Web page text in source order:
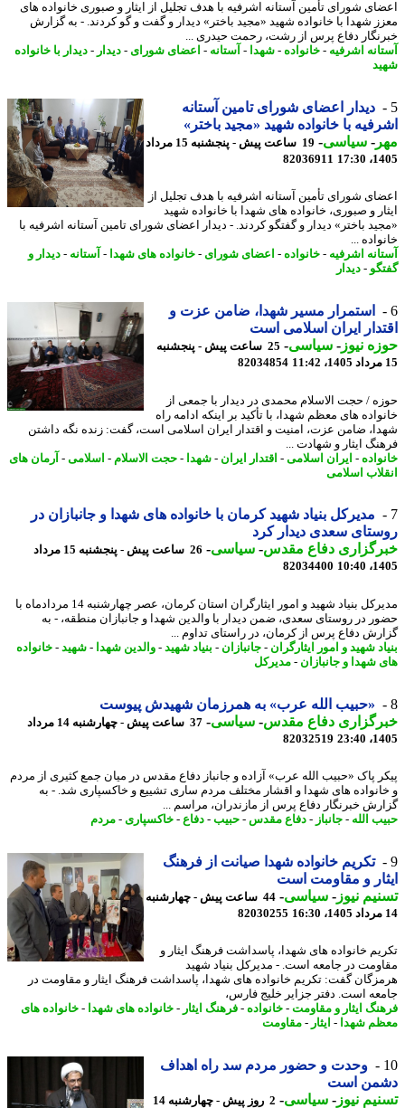
شورای تأمین آستانه اشرفیه با هدف تجلیل از ایثار و صبوری خانواده های
شهدا با خانواده شهید «مجید باختر» دیدار و گفت و گو کردند. - به گزارش
دفاع پرس از رشت، رحمت حیدری ...
اشرفیه-خانواده- شهدا-آستانه-اعضای شورای- دیدار-دیدار با خانواده
دیدار اعضای شورای تامین آستانه
با خانواده شهید «مجید باختر»
-سیاسی-
19 ساعت پیش - پنجشنبه 15 مرداد
82036911
شورای تأمین آستانه اشرفیه با هدف تجلیل از
و صبوری، خانواده های شهدا با خانواده شهید
باختر» دیدار و گفتگو کردند. - دیدار اعضای شورای تامین آستانه اشرفیه با
...
اشرفیه-خانواده- اعضای شورای- خانواده های شهدا-آستانه-دیدار و
-دیدار
استمرار مسیر شهدا، ضامن عزت و
ایران اسلامی است
نیوز-سیاسی-
25 ساعت پیش - پنجشنبه
82034854
/ حجت الاسلام محمدی در دیدار با جمعی از
های معظم شهدا، با تأکید بر اینکه ادامه راه
ضامن عزت، امنیت و اقتدار ایران اسلامی است، گفت: زنده نگه داشتن
ایثار و شهادت ...
- ایران اسلامی-اقتدار ایران - شهدا-حجت الاسلام-اسلامی-آرمان های
اسلامی
مدیرکل بنیاد شهید کرمان با خانواده های شهدا و جانبازان در
سعدی دیدار کرد
دفاع مقدس-سیاسی-
26 ساعت پیش - پنجشنبه 15 مرداد
82034400
مدیرکل بنیاد شهید و امور ایثارگران استان کرمان، عصر چهارشنبه 14 مردادماه با
در روستای سعدی، ضمن دیدار با والدین شهدا و جانبازان منطقه، - به
دفاع پرس از کرمان، در راستای تداوم ...
شهید و امور ایثارگران- جانبازان- بنیاد شهید-والدین شهدا-شهید-خانواده
شهدا و جانبازان- مدیرکل
«حبیب الله عرب» به همرزمان شهیدش پیوست
دفاع مقدس-سیاسی-
37 ساعت پیش - چهارشنبه 14 مرداد
82032519
پاک «حبیب الله عرب» آزاده و جانباز دفاع مقدس در میان جمع کثیری از مردم
های شهدا و اقشار مختلف مردم ساری تشییع و خاکسپاری شد. - به
خبرنگار دفاع پرس از مازندران، مراسم ...
الله-جانباز-دفاع مقدس-حبیب-دفاع -خاکسپاری- مردم
تکریم خانواده شهدا صیانت از فرهنگ
و مقاومت است
نیوز-سیاسی-
44 ساعت پیش - چهارشنبه
82030255
خانواده های شهدا، پاسداشت فرهنگ ایثار و
در جامعه است. - مدیرکل بنیاد شهید
گفت: تکریم خانواده های شهدا، پاسداشت فرهنگ ایثار و مقاومت در
است. دفتر جزایر خلیج فارس،
ایثار و مقاومت-خانواده- فرهنگ ایثار -خانواده های شهدا-خانواده های
شهدا-ایثار -مقاومت
وحدت و حضور مردم سد راه اهداف
است
نیوز-سیاسی-
2 روز پیش - چهارشنبه 14